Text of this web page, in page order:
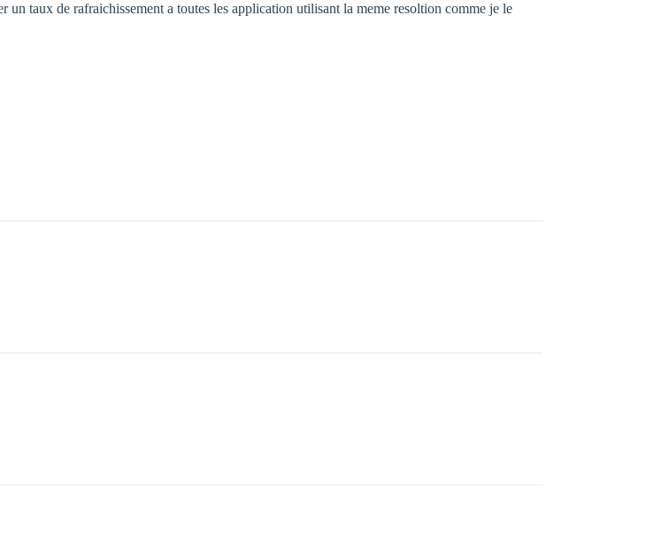
taux de rafraichissement a toutes les application utilisant la meme resoltion comme je le